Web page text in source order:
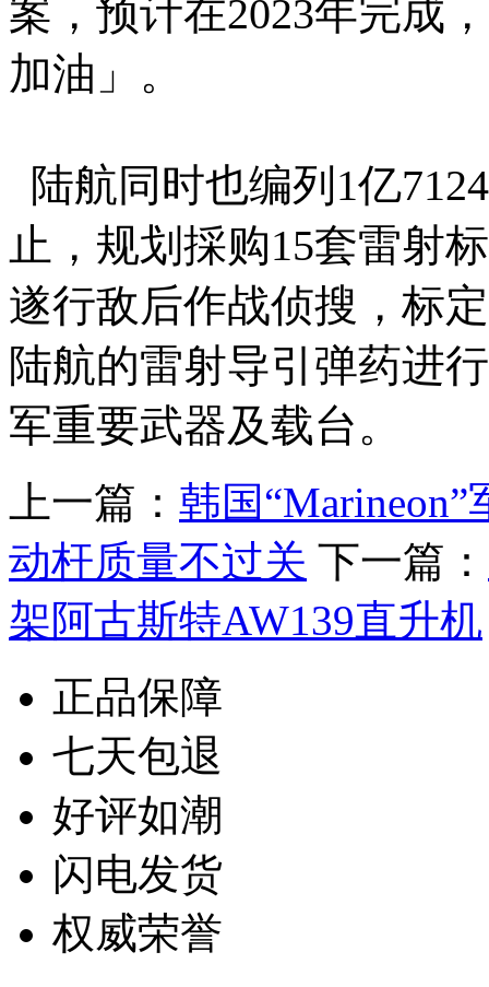
案，预计在2023年完成
加油」。
陆航同时也编列1亿
止，规划採购15套雷射
遂行敌后作战侦搜，标
陆航的雷射导引弹药进
军重要武器及载台。
上一篇： 韩国
动杆质量不过关 下一篇：
架阿古斯特AW139直升机
正品保障
七天包退
好评如潮
闪电发货
权威荣誉